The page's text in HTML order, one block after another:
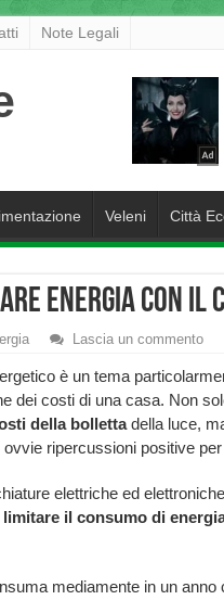
Note Legali
Veleni Città
energia con il
Lascia un commento
è un tema
dei costi di una casa. Non
della bollettadella luce,
ripercussioni positive per
elettriche ed
il consumo di
mediamente in un anno